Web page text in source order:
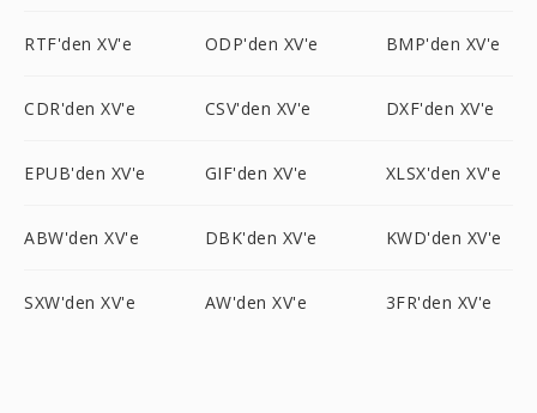
RTF'den XV'e ODP'den XV'e BMP'den XV'e
CDR'den XV'e CSV'den XV'e DXF'den XV'e
EPUB'den XV'e GIF'den XV'e XLSX'den XV'e
ABW'den XV'e DBK'den XV'e KWD'den XV'e
SXW'den XV'e AW'den XV'e 3FR'den XV'e